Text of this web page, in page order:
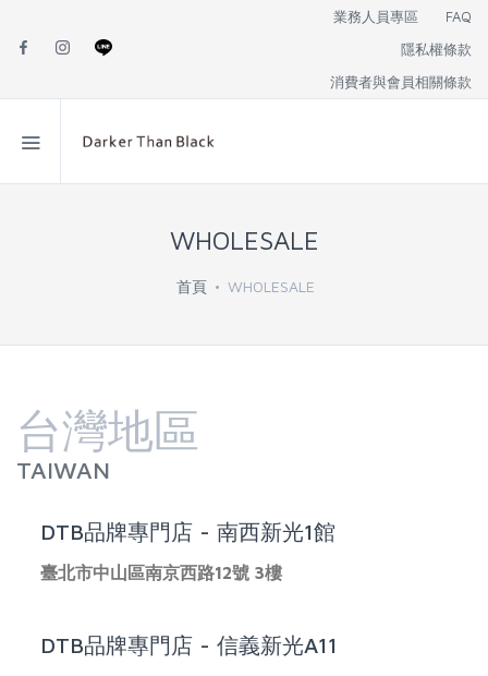
業務人員專區
FAQ
隱私權條款
消費者與會員相關條款
WHOLESALE
首頁 WHOLESALE
台灣地區
TAIWAN
DTB品牌專門店 - 南西新光1館
臺北市中山區南京西路12號 3樓
DTB品牌專門店 - 信義新光A11